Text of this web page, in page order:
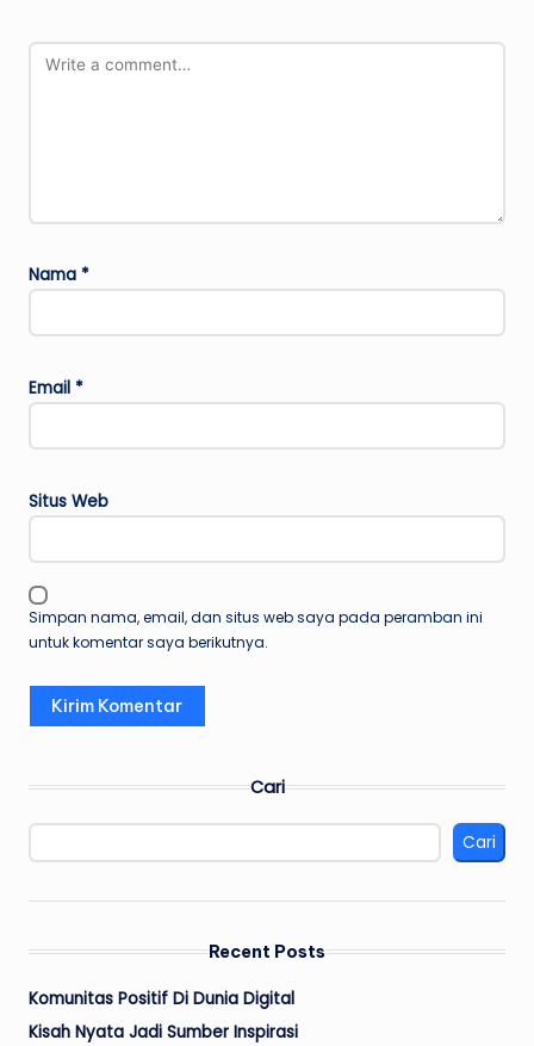
Nama *
Email *
Situs Web
Simpan nama, email, dan situs web saya pada peramban ini
untuk komentar saya berikutnya.
Cari
Cari
Recent Posts
Komunitas Positif Di Dunia Digital
Kisah Nyata Jadi Sumber Inspirasi